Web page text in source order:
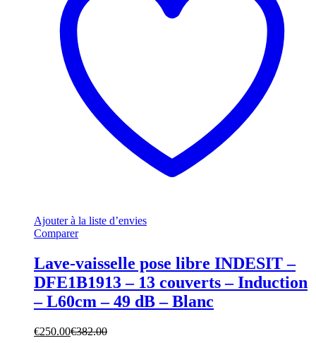
Ajouter à la liste d’envies
Comparer
Lave-vaisselle pose libre INDESIT –
DFE1B1913 – 13 couverts – Induction
– L60cm – 49 dB – Blanc
€250.00€382.00